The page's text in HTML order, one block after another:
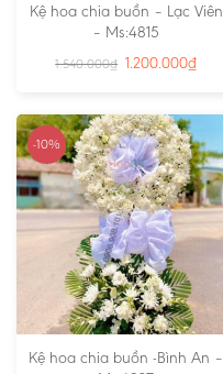
Kệ hoa chia buồn – Lạc Viên
– Ms:4815
1.540.000₫ 1.200.000₫
-10%
Kệ hoa chia buồn -Bình An –